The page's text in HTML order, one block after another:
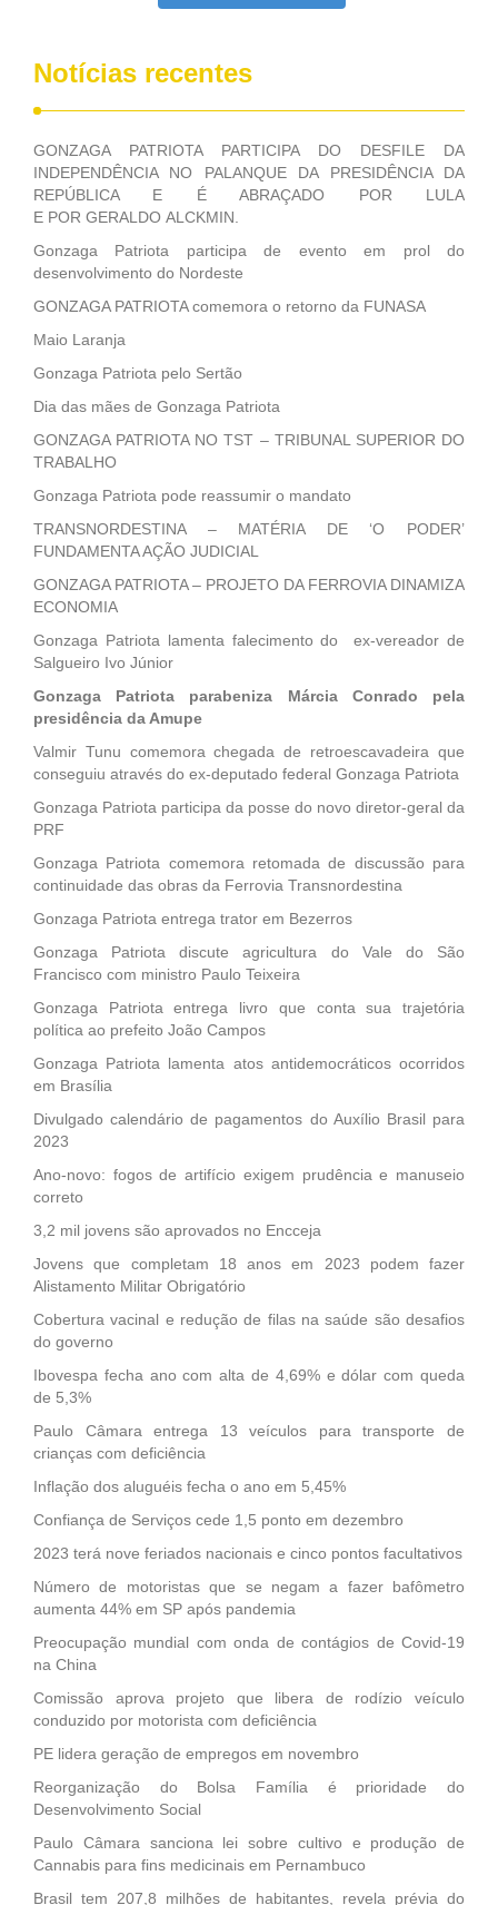
Notícias recentes
GONZAGA PATRIOTA PARTICIPA DO DESFILE DA
INDEPENDÊNCIA NO PALANQUE DA PRESIDÊNCIA DA
REPÚBLICA E É ABRAÇADO POR LULA
E POR GERALDO ALCKMIN.
Gonzaga Patriota participa de evento em prol do
desenvolvimento do Nordeste
GONZAGA PATRIOTA comemora o retorno da FUNASA
Maio Laranja
Gonzaga Patriota pelo Sertão
Dia das mães de Gonzaga Patriota
GONZAGA PATRIOTA NO TST – TRIBUNAL SUPERIOR DO
TRABALHO
Gonzaga Patriota pode reassumir o mandato
TRANSNORDESTINA – MATÉRIA DE ‘O PODER’
FUNDAMENTA AÇÃO JUDICIAL
GONZAGA PATRIOTA – PROJETO DA FERROVIA DINAMIZA
ECONOMIA
Gonzaga Patriota lamenta falecimento do ex-vereador de
Salgueiro Ivo Júnior
Gonzaga Patriota parabeniza Márcia Conrado pela
presidência da Amupe
Valmir Tunu comemora chegada de retroescavadeira que
conseguiu através do ex-deputado federal Gonzaga Patriota
Gonzaga Patriota participa da posse do novo diretor-geral da
PRF
Gonzaga Patriota comemora retomada de discussão para
continuidade das obras da Ferrovia Transnordestina
Gonzaga Patriota entrega trator em Bezerros
Gonzaga Patriota discute agricultura do Vale do São
Francisco com ministro Paulo Teixeira
Gonzaga Patriota entrega livro que conta sua trajetória
política ao prefeito João Campos
Gonzaga Patriota lamenta atos antidemocráticos ocorridos
em Brasília
Divulgado calendário de pagamentos do Auxílio Brasil para
2023
Ano-novo: fogos de artifício exigem prudência e manuseio
correto
3,2 mil jovens são aprovados no Encceja
Jovens que completam 18 anos em 2023 podem fazer
Alistamento Militar Obrigatório
Cobertura vacinal e redução de filas na saúde são desafios
do governo
Ibovespa fecha ano com alta de 4,69% e dólar com queda
de 5,3%
Paulo Câmara entrega 13 veículos para transporte de
crianças com deficiência
Inflação dos aluguéis fecha o ano em 5,45%
Confiança de Serviços cede 1,5 ponto em dezembro
2023 terá nove feriados nacionais e cinco pontos facultativos
Número de motoristas que se negam a fazer bafômetro
aumenta 44% em SP após pandemia
Preocupação mundial com onda de contágios de Covid-19
na China
Comissão aprova projeto que libera de rodízio veículo
conduzido por motorista com deficiência
PE lidera geração de empregos em novembro
Reorganização do Bolsa Família é prioridade do
Desenvolvimento Social
Paulo Câmara sanciona lei sobre cultivo e produção de
Cannabis para fins medicinais em Pernambuco
Brasil tem 207,8 milhões de habitantes, revela prévia do